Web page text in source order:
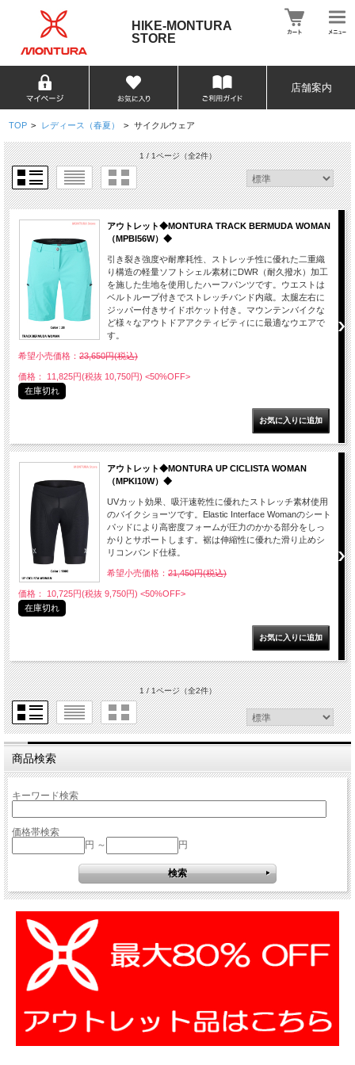
HIKE-MONTURA
STORE
店舗案内
TOP > レディース（春夏） > サイクルウェア
1 / 1ページ（全2件）
アウトレット◆MONTURA TRACK BERMUDA WOMAN
（MPBI56W）◆
引き裂き強度や耐摩耗性、ストレッチ性に優れた二重織
り構造の軽量ソフトシェル素材にDWR（耐久撥水）加工
を施した生地を使用したハーフパンツです。ウエストは
ベルトループ付きでストレッチバンド内蔵。太腿左右に
ジッパー付きサイドポケット付き。マウンテンバイクな
ど様々なアウトドアアクティビティにに最適なウエアで
す。
希望小売価格： 23,650円(税込)
価格： 11,825円(税抜 10,750円) <50%OFF>
在庫切れ
アウトレット◆MONTURA UP CICLISTA WOMAN
（MPKI10W）◆
UVカット効果、吸汗速乾性に優れたストレッチ素材使用
のバイクショーツです。Elastic Interface Womanのシート
パッドにより高密度フォームが圧力のかかる部分をしっ
かりとサポートします。裾は伸縮性に優れた滑り止めシ
リコンバンド仕様。
希望小売価格： 21,450円(税込)
価格： 10,725円(税抜 9,750円) <50%OFF>
在庫切れ
1 / 1ページ（全2件）
商品検索
キーワード検索
価格帯検索
円 ～
円